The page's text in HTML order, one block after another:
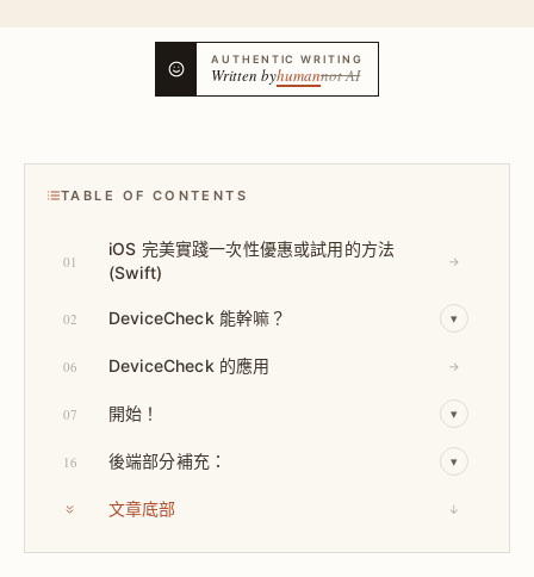
AUTHENTIC WRITING
Written byhumannot AI
TABLE OF CONTENTS
01
iOS 完美實踐一次性優惠或試用的方法
(Swift)
→
02 DeviceCheck 能幹嘛？ ▾
06 DeviceCheck 的應用 →
07 開始！ ▾
16 後端部分補充： ▾
文章底部 ↓